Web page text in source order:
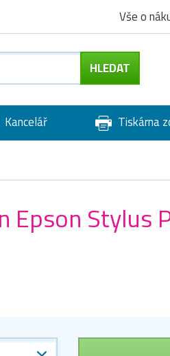
Vše o
Kancelář Tiskárna
Epson Stylus